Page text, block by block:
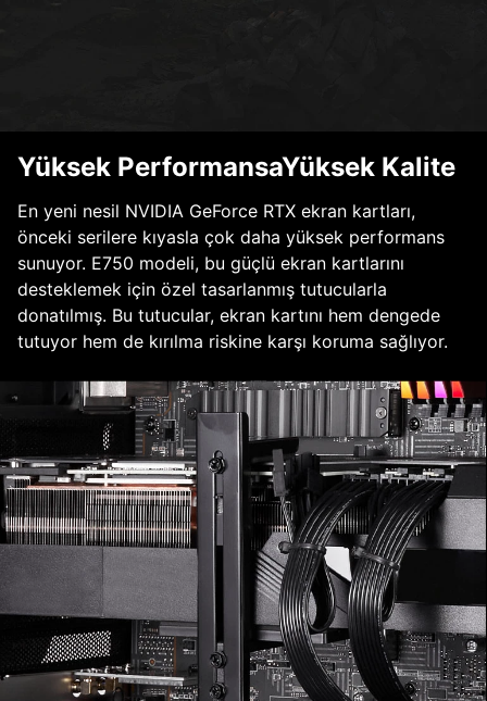
Yüksek PerformansaYüksek Kalite
En yeni nesil NVIDIA GeForce RTX ekran kartları,
önceki serilere kıyasla çok daha yüksek performans
sunuyor. E750 modeli, bu güçlü ekran kartlarını
desteklemek için özel tasarlanmış tutucularla
donatılmış. Bu tutucular, ekran kartını hem dengede
tutuyor hem de kırılma riskine karşı koruma sağlıyor.